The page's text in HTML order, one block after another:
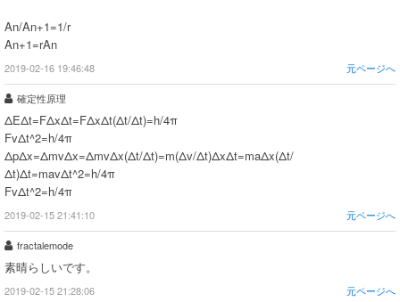
An/An+1=1/r
An+1=rAn
2019-02-16 19:46:48 元ページへ
確定性原理
ΔEΔt=FΔxΔt=FΔxΔt(Δt/Δt)=h/4π
FvΔt^2=h/4π
ΔpΔx=ΔmvΔx=ΔmvΔx(Δt/Δt)=m(Δv/Δt)ΔxΔt=maΔx(Δt/
Δt)Δt=mavΔt^2=h/4π
FvΔt^2=h/4π
2019-02-15 21:41:10 元ページへ
fractalemode
素晴らしいです。
2019-02-15 21:28:06 元ページへ